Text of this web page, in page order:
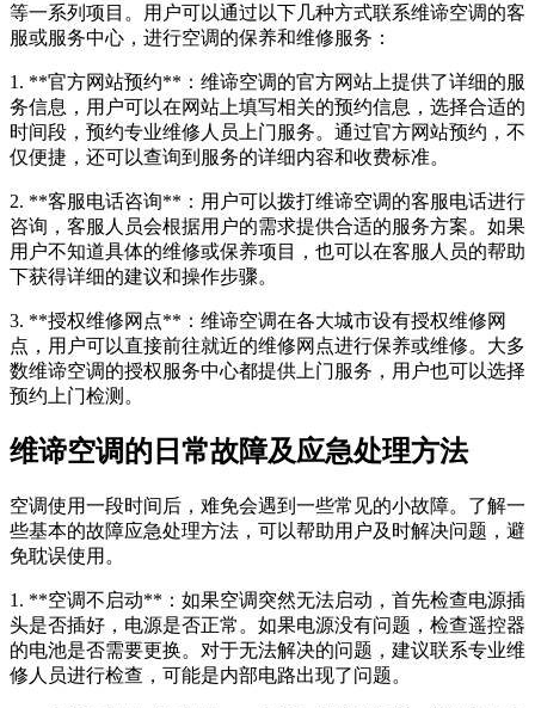
等一系列项目。用户可以通过以下几种方式联系维谛空调的客
服或服务中心，进行空调的保养和维修服务：
1. **官方网站预约**：维谛空调的官方网站上提供了详细的服
务信息，用户可以在网站上填写相关的预约信息，选择合适的
时间段，预约专业维修人员上门服务。通过官方网站预约，不
仅便捷，还可以查询到服务的详细内容和收费标准。
2. **客服电话咨询**：用户可以拨打维谛空调的客服电话进行
咨询，客服人员会根据用户的需求提供合适的服务方案。如果
用户不知道具体的维修或保养项目，也可以在客服人员的帮助
下获得详细的建议和操作步骤。
3. **授权维修网点**：维谛空调在各大城市设有授权维修网
点，用户可以直接前往就近的维修网点进行保养或维修。大多
数维谛空调的授权服务中心都提供上门服务，用户也可以选择
预约上门检测。
维谛空调的日常故障及应急处理方法
空调使用一段时间后，难免会遇到一些常见的小故障。了解一
些基本的故障应急处理方法，可以帮助用户及时解决问题，避
免耽误使用。
1. **空调不启动**：如果空调突然无法启动，首先检查电源插
头是否插好，电源是否正常。如果电源没有问题，检查遥控器
的电池是否需要更换。对于无法解决的问题，建议联系专业维
修人员进行检查，可能是内部电路出现了问题。